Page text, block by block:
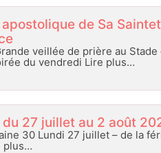
de Sa
veillée de prière au Stade
du vendredi Lire plus…
du 27 juillet au 2 août
30 Lundi 27 juillet – de la
plus…